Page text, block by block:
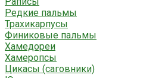
Редкие пальмы
Трахикарпусы
Финиковые пальмы
Хамедореи
Хамеропсы
Цикасы (саговники)